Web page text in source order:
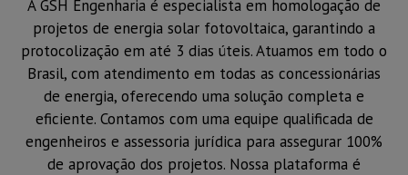
A GSH Engenharia é especialista em homologação de
projetos de energia solar fotovoltaica, garantindo a
protocolização em até 3 dias úteis. Atuamos em todo o
Brasil, com atendimento em todas as concessionárias
de energia, oferecendo uma solução completa e
eficiente. Contamos com uma equipe qualificada de
engenheiros e assessoria jurídica para assegurar 100%
de aprovação dos projetos. Nossa plataforma é